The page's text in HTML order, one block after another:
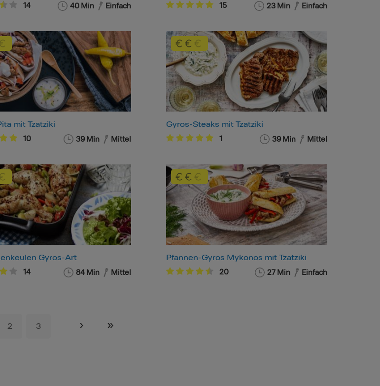
14 40 Min Einfach 15 23 Min Einfach
mit Tzatziki
10 39 Min Mittel
Gyros-Steaks mit Tzatziki
1 39 Min Mittel
Gyros-Art
14 84 Min Mittel
Pfannen-Gyros Mykonos mit Tzatziki
20 27 Min Einfach
2 3 › »